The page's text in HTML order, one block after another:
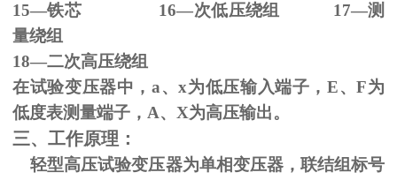
15—铁芯 16—次低压绕组 17—测
量绕组
18—二次高压绕组
在试验变压器中，a、x为低压输入端子，E、F为
低度表测量端子， A、 X为高压输出。
三、工作原理：
轻型高压试验变压器为单相变压器，联结组标号